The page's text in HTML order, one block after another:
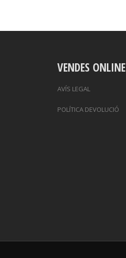
VENDES ONLINE
AVÍS LEGAL
POLÍTICA DEVOLUCIÓ